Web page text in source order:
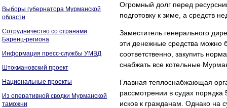
Выборы губернатора Мурманской
области
Сотрудничество со странами
Баренц-региона
Информация пресс-службы УМВД
Штокмановский проект
Национальные проекты
Из оперативной сводки Мурманской
таможни
Огромный долг перед
подготовку к зиме, а средств
Заместитель генерального
эти денежные средства можно
соответственно, закупить
снабжать все котельные
Главная теплоснабжающая
рассмотрении в судах
исков к гражданам. Однако на